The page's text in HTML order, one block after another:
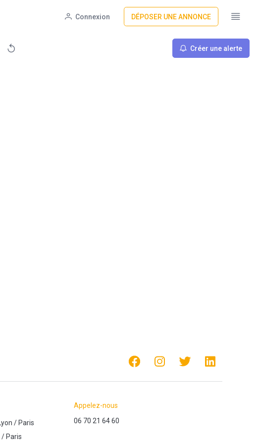
Connexion DÉPOSER UNE ANNONCE
Créer une alerte
Lyon / Paris
/ Paris
Appelez-nous
06 70 21 64 60